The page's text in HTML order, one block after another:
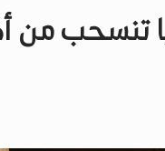
تنسحب